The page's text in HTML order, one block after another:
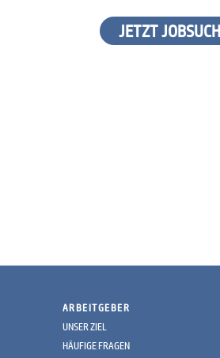
JETZT
ARBEITGEBER
UNSER ZIEL
HÄUFIGE FRAGEN